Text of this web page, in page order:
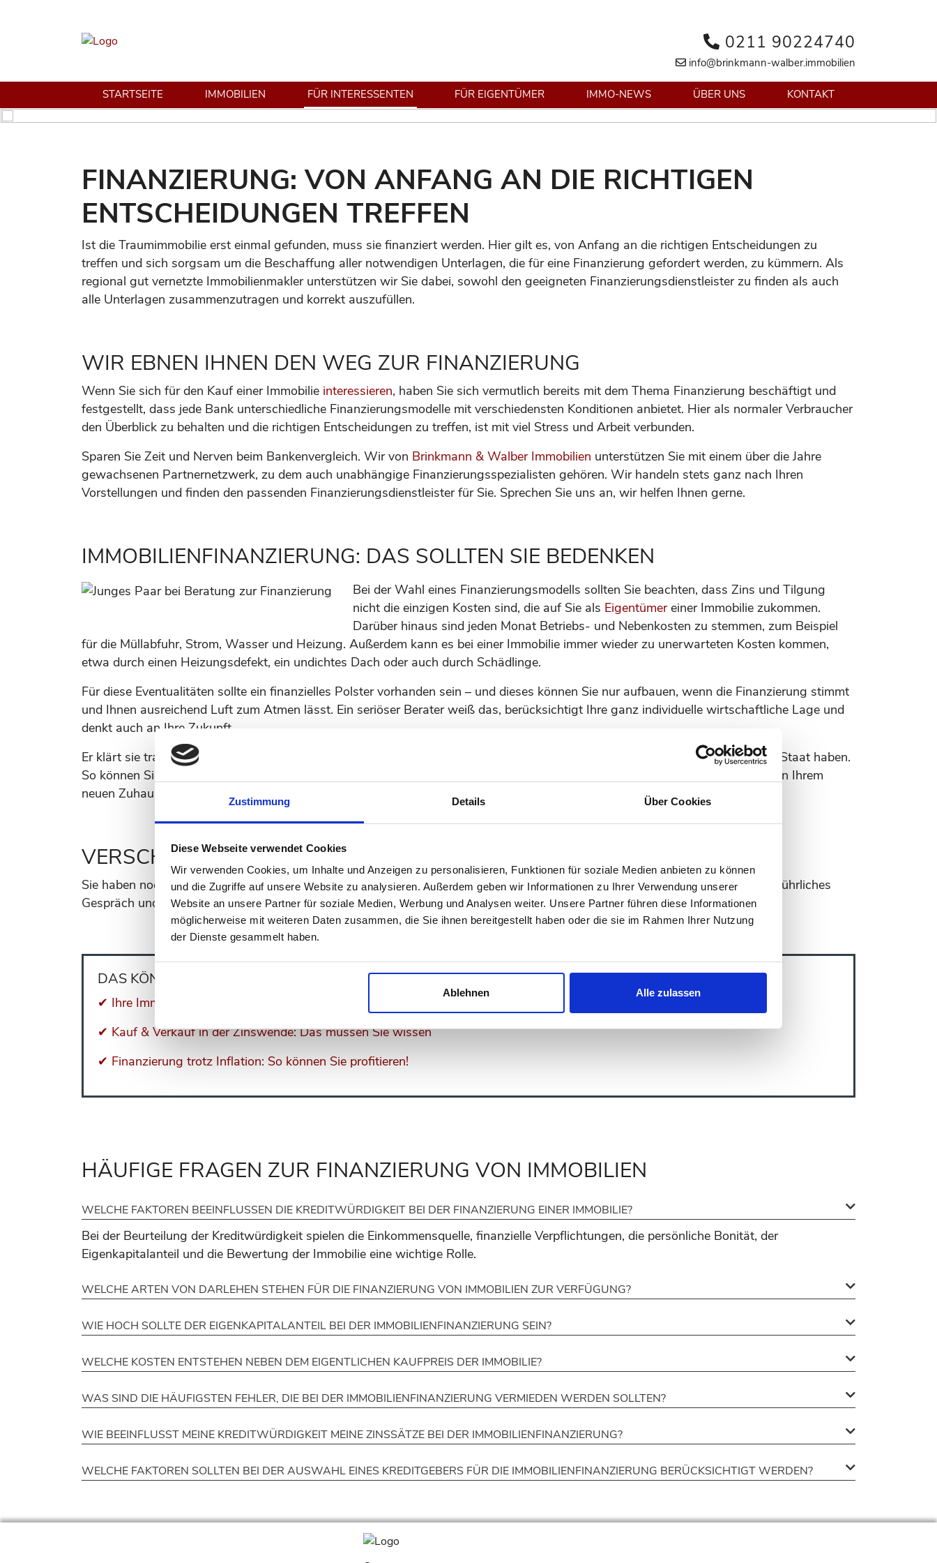
Zustimmung Details Über Cookies
Diese Webseite verwendet Cookies
Wir verwenden Cookies, um Inhalte und Anzeigen zu personalisieren, Funktionen für soziale Medien anbieten zu können
und die Zugriffe auf unsere Website zu analysieren. Außerdem geben wir Informationen zu Ihrer Verwendung unserer
Website an unsere Partner für soziale Medien, Werbung und Analysen weiter. Unsere Partner führen diese Informationen
möglicherweise mit weiteren Daten zusammen, die Sie ihnen bereitgestellt haben oder die sie im Rahmen Ihrer Nutzung
der Dienste gesammelt haben.
Ablehnen Alle zulassen
0211 90224740
info@brinkmann-walber.immobilien
STARTSEITE IMMOBILIEN FÜR INTERESSENTEN FÜR EIGENTÜMER IMMO-NEWS ÜBER UNS KONTAKT
FINANZIERUNG: VON ANFANG AN DIE RICHTIGEN
ENTSCHEIDUNGEN TREFFEN
Ist die Traumimmobilie erst einmal gefunden, muss sie finanziert werden. Hier gilt es, von Anfang an die richtigen Entscheidungen zu
treffen und sich sorgsam um die Beschaffung aller notwendigen Unterlagen, die für eine Finanzierung gefordert werden, zu kümmern. Als
regional gut vernetzte Immobilienmakler unterstützen wir Sie dabei, sowohl den geeigneten Finanzierungsdienstleister zu finden als auch
alle Unterlagen zusammenzutragen und korrekt auszufüllen.
WIR EBNEN IHNEN DEN WEG ZUR FINANZIERUNG
Wenn Sie sich für den Kauf einer Immobilie interessieren, haben Sie sich vermutlich bereits mit dem Thema Finanzierung beschäftigt und
festgestellt, dass jede Bank unterschiedliche Finanzierungsmodelle mit verschiedensten Konditionen anbietet. Hier als normaler Verbraucher
den Überblick zu behalten und die richtigen Entscheidungen zu treffen, ist mit viel Stress und Arbeit verbunden.
Sparen Sie Zeit und Nerven beim Bankenvergleich. Wir von Brinkmann & Walber Immobilien unterstützen Sie mit einem über die Jahre
gewachsenen Partnernetzwerk, zu dem auch unabhängige Finanzierungsspezialisten gehören. Wir handeln stets ganz nach Ihren
Vorstellungen und finden den passenden Finanzierungsdienstleister für Sie. Sprechen Sie uns an, wir helfen Ihnen gerne.
IMMOBILIENFINANZIERUNG: DAS SOLLTEN SIE BEDENKEN
Bei der Wahl eines Finanzierungsmodells sollten Sie beachten, dass Zins und Tilgung
nicht die einzigen Kosten sind, die auf Sie als Eigentümereiner Immobilie zukommen.
Darüber hinaus sind jeden Monat Betriebs- und Nebenkosten zu stemmen, zum Beispiel
für die Müllabfuhr, Strom, Wasser und Heizung. Außerdem kann es bei einer Immobilie immer wieder zu unerwarteten Kosten kommen,
etwa durch einen Heizungsdefekt, ein undichtes Dach oder auch durch Schädlinge.
Für diese Eventualitäten sollte ein finanzielles Polster vorhanden sein – und dieses können Sie nur aufbauen, wenn die Finanzierung stimmt
und Ihnen ausreichend Luft zum Atmen lässt. Ein seriöser Berater weiß das, berücksichtigt Ihre ganz individuelle wirtschaftliche Lage und
denkt auch an Ihre Zukunft.
Er klärt sie transparent über Ihre Möglichkeiten auf und prüft außerdem, ob Sie womöglich Anspruch auf einen Zuschuss vom Staat haben.
So können Sie mit einem guten Gefühl die Finanzierungsvereinbarung unterzeichnen und sich uneingeschränkt auf das Leben in Ihrem
neuen Zuhause freuen.
VERSCHENKEN SIE KEIN GELD
Sie haben noch Fragen zum Thema Immobilienfinanzierung dannkontaktieren Sie uns. Wir nehmen uns gerne Zeit für ein ausführliches
Gespräch und stellen Kontakt zu unseren Kooperationspartnern für den Bereich Finanzierung her.
DAS KÖNNTE SIE AUCH INTERESSIEREN:
✔ Ihre Immobilienfinanzierung: Wichtige Unterlagen im Überblick
✔ Kauf & Verkauf in der Zinswende: Das müssen Sie wissen
✔ Finanzierung trotz Inflation: So können Sie profitieren!
HÄUFIGE FRAGEN ZUR FINANZIERUNG VON IMMOBILIEN
WELCHE FAKTOREN BEEINFLUSSEN DIE KREDITWÜRDIGKEIT BEI DER FINANZIERUNG EINER IMMOBILIE?
Bei der Beurteilung der Kreditwürdigkeit spielen die Einkommensquelle, finanzielle Verpflichtungen, die persönliche Bonität, der
Eigenkapitalanteil und die Bewertung der Immobilie eine wichtige Rolle.
WELCHE ARTEN VON DARLEHEN STEHEN FÜR DIE FINANZIERUNG VON IMMOBILIEN ZUR VERFÜGUNG?
WIE HOCH SOLLTE DER EIGENKAPITALANTEIL BEI DER IMMOBILIENFINANZIERUNG SEIN?
WELCHE KOSTEN ENTSTEHEN NEBEN DEM EIGENTLICHEN KAUFPREIS DER IMMOBILIE?
WAS SIND DIE HÄUFIGSTEN FEHLER, DIE BEI DER IMMOBILIENFINANZIERUNG VERMIEDEN WERDEN SOLLTEN?
WIE BEEINFLUSST MEINE KREDITWÜRDIGKEIT MEINE ZINSSÄTZE BEI DER IMMOBILIENFINANZIERUNG?
WELCHE FAKTOREN SOLLTEN BEI DER AUSWAHL EINES KREDITGEBERS FÜR DIE IMMOBILIENFINANZIERUNG BERÜCKSICHTIGT WERDEN?